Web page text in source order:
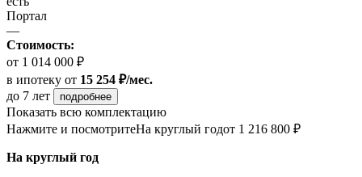
Портал
—
Стоимость:
от 1 014 000 ₽
в ипотеку от 15 254 ₽/мес.
до 7 лет
подробнее
Показать всю комплектацию
Нажмите и посмотритеНа круглый годот 1 216 800 ₽
На круглый год